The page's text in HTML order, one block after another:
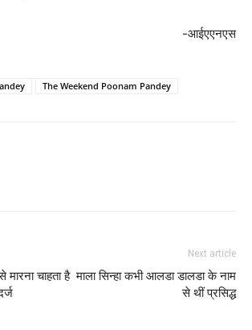
-आईएएनएस
The Weekend Poonam Pandey
चाहता है
Next article
माला सिन्‍हा कभी आलडा डालडा के नाम
से थीं प्रसिद्ध